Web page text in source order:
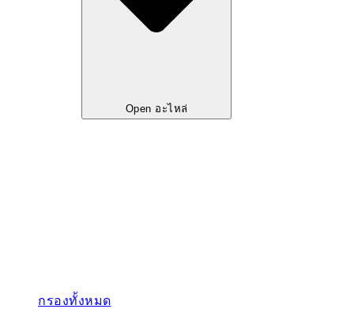
Open อะไหล่
กรองทั้งหมด